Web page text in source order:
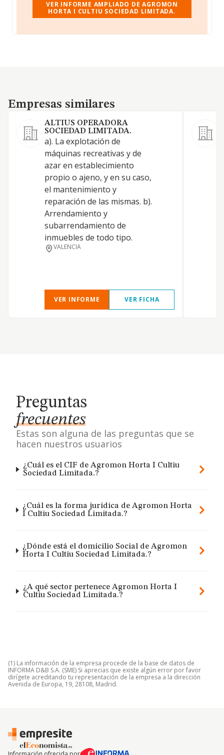
VER INFORME AMPLIADO DE AGROMON
HORTA I CULTIU SOCIEDAD LIMITADA.
Empresas similares
Empresas similares
ALTIUS OPERADORA
SOCIEDAD LIMITADA.
a). La explotación de
máquinas recreativas y de
azar en establecimiento
propio o ajeno, y en su caso,
el mantenimiento y
reparación de las mismas. b).
Arrendamiento y
subarrendamiento de
inmuebles de todo tipo.
VALENCIA
VER INFORME VER FICHA
Preguntas
frecuentes
Estas son alguna de las preguntas que se
hacen nuestros usuarios
¿Cuál es el CIF de Agromon Horta I Cultiu
Sociedad Limitada.?
¿Cuál es la forma jurídica de Agromon Horta
I Cultiu Sociedad Limitada.?
¿Dónde está el domicilio Social de Agromon
Horta I Cultiu Sociedad Limitada.?
¿A qué sector pertenece Agromon Horta I
Cultiu Sociedad Limitada.?
(1) La información de la empresa procede de la base de datos de
INFORMA D&B S.A. (SME) Si aprecias que existe algún error por favor
dirígete acreditando tu representación de la empresa a la dirección
Avenida de Europa, 19, 28108, Madrid.